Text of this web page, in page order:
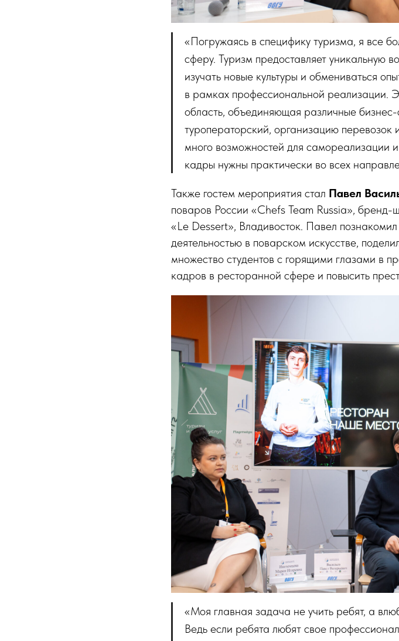
«Погружаясь в специфику туризма, я все
сферу. Туризм предоставляет уникальную
изучать новые культуры и обмениваться
в рамках профессиональной реализации.
область, объединяющая различные
туроператорский, организацию перевозок
много возможностей для самореализации
кадры нужны практически во всех
Также гостем мероприятия стал Павел
поваров России «Chefs Team Russia»,
«Le Dessert», Владивосток. Павел
деятельностью в поварском искусстве,
множество студентов с горящими глазами в
кадров в ресторанной сфере и повысить
«Моя главная задача не учить ребят, а
Ведь если ребята любят свое